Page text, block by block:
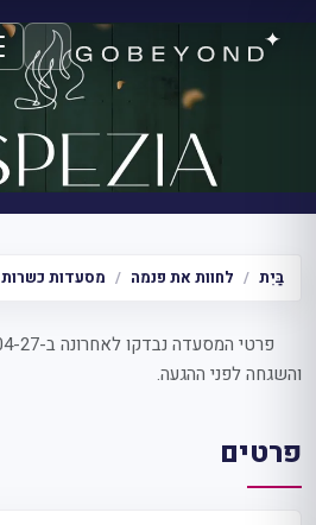
La Spezia
בַּיִת לחוות את פנמה מסעדות כשרות
והשגחה לפני ההגעה.
פרטים